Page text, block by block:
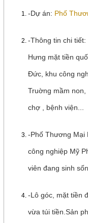
-Dự án: Phố
-Thông tin chi
Hưng mặt tiền
Đức, khu công
Truờng mầm
chợ , bệnh viện...
-Phố Thương Mại
công nghiệp Mỹ
viên đang sinh
-Lô góc, mặt tiền
vừa túi tiền.Sản